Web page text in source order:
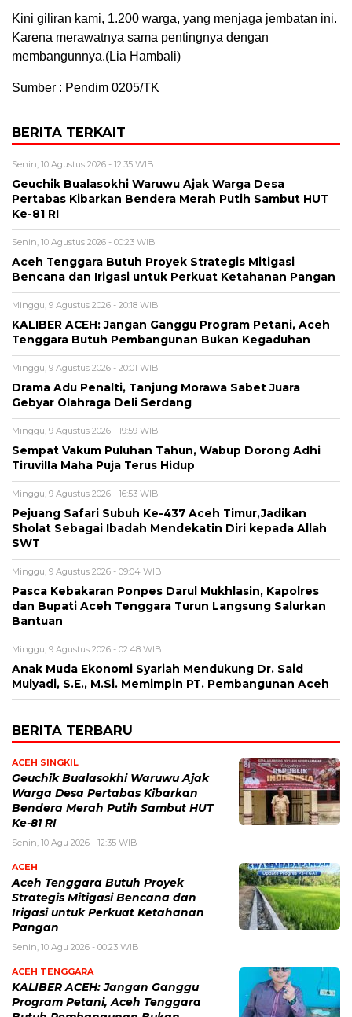
Kini giliran kami, 1.200 warga, yang menjaga jembatan ini.
Karena merawatnya sama pentingnya dengan
membangunnya.(Lia Hambali)
Sumber : Pendim 0205/TK
BERITA TERKAIT
Senin, 10 Agustus 2026 - 12:35 WIB
Geuchik Bualasokhi Waruwu Ajak Warga Desa
Pertabas Kibarkan Bendera Merah Putih Sambut HUT
Ke-81 RI
Senin, 10 Agustus 2026 - 00:23 WIB
Aceh Tenggara Butuh Proyek Strategis Mitigasi
Bencana dan Irigasi untuk Perkuat Ketahanan Pangan
Minggu, 9 Agustus 2026 - 20:18 WIB
KALIBER ACEH: Jangan Ganggu Program Petani, Aceh
Tenggara Butuh Pembangunan Bukan Kegaduhan
Minggu, 9 Agustus 2026 - 20:01 WIB
Drama Adu Penalti, Tanjung Morawa Sabet Juara
Gebyar Olahraga Deli Serdang
Minggu, 9 Agustus 2026 - 19:59 WIB
Sempat Vakum Puluhan Tahun, Wabup Dorong Adhi
Tiruvilla Maha Puja Terus Hidup
Minggu, 9 Agustus 2026 - 16:53 WIB
Pejuang Safari Subuh Ke-437 Aceh Timur,Jadikan
Sholat Sebagai Ibadah Mendekatin Diri kepada Allah
SWT
Minggu, 9 Agustus 2026 - 09:04 WIB
Pasca Kebakaran Ponpes Darul Mukhlasin, Kapolres
dan Bupati Aceh Tenggara Turun Langsung Salurkan
Bantuan
Minggu, 9 Agustus 2026 - 02:48 WIB
Anak Muda Ekonomi Syariah Mendukung Dr. Said
Mulyadi, S.E., M.Si. Memimpin PT. Pembangunan Aceh
BERITA TERBARU
ACEH SINGKIL
Geuchik Bualasokhi Waruwu Ajak
Warga Desa Pertabas Kibarkan
Bendera Merah Putih Sambut HUT
Ke-81 RI
Senin, 10 Agu 2026 - 12:35 WIB
ACEH
Aceh Tenggara Butuh Proyek
Strategis Mitigasi Bencana dan
Irigasi untuk Perkuat Ketahanan
Pangan
Senin, 10 Agu 2026 - 00:23 WIB
ACEH TENGGARA
KALIBER ACEH: Jangan Ganggu
Program Petani, Aceh Tenggara